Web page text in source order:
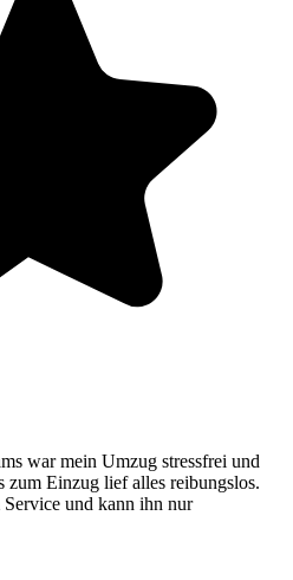
war mein Umzug stressfrei und
zum Einzug lief alles reibungslos.
und kann ihn nur